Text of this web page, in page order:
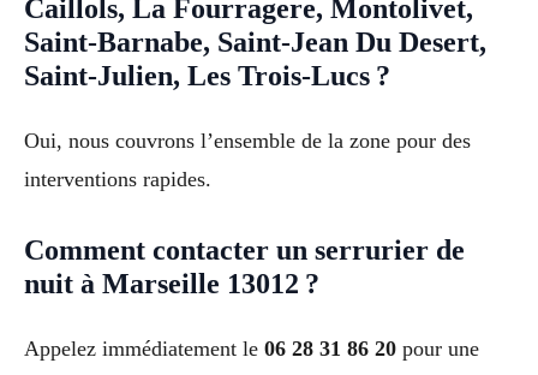
Caillols, La Fourragere, Montolivet,
Saint-Barnabe, Saint-Jean Du Desert,
Saint-Julien, Les Trois-Lucs ?
Oui, nous couvrons l’ensemble de la zone pour des
interventions rapides.
Comment contacter un serrurier de
nuit à Marseille 13012 ?
Appelez immédiatement le 06 28 31 86 20 pour une